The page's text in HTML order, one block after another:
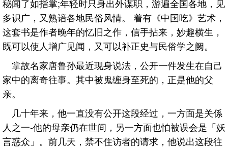
秘闻了如指掌;年轻时只身出外谋职，游遍全国各地，见
多识广，又熟谙各地民俗风情。 着有《中国吃》艺术，
这套书是作者晚年的忆旧之作，信手拈来，妙趣横生，
既可以使人增广见闻，又可以补正史与民俗学之阙。
掌故名家唐鲁孙最近现身说法，公开一件发生在自己
家中的离奇往事。其中被鬼缠身至死的，正是他的父
亲。
几十年来，他一直没有公开这段经过，一方面是关係
人之一-他的母亲仍在世间，另一方面也怕被误会是「妖
言惑众」。前几天，禁不住访者的请求，他说出这段往